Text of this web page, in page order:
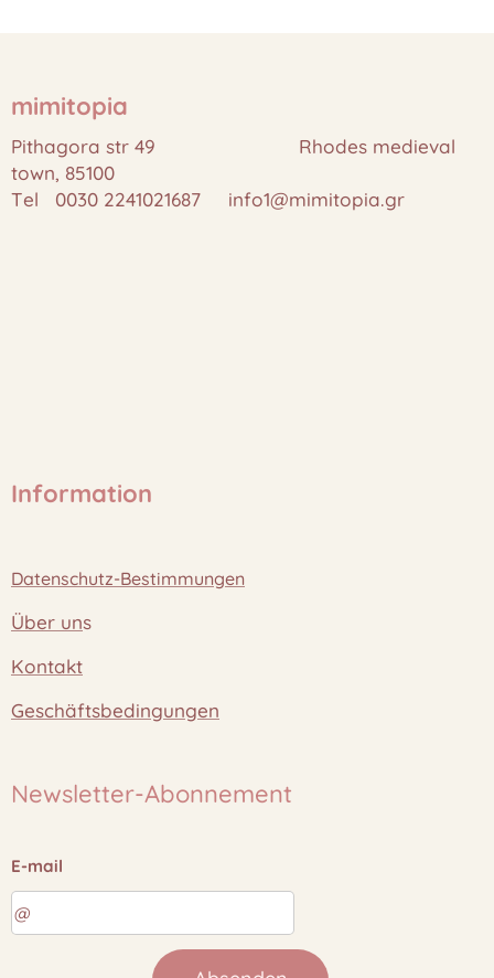
mimitopia
Pithagora str 49 Rhodes medieval
town, 85100
Tel 0030 2241021687 info1@mimitopia.gr
Information
Datenschutz-Bestimmungen
Über uns
Kontakt
Geschäftsbedingungen
Newsletter-Abonnement
E-mail